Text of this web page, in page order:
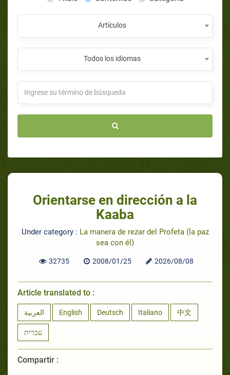
Artículos
Todos los idiomas
Orientarse en dirección a la
Kaaba
Under category : La manera de rezar del Profeta (la paz
sea con él)
32735 2008/01/25 2026/08/08
Article translated to :
العربية English Deutsch Italiano 中文
עברית
Compartir :